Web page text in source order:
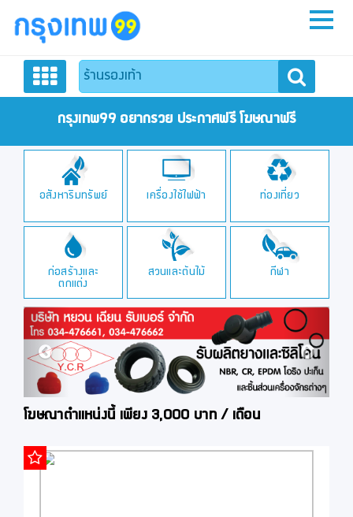
หน้าหลัก
สมัครสมาชิก
ลงประกาศฟรี
ติดต่อเรา
กรุงเทพ99 อยากรวย ประกาศฟรี โฆษณาฟรี
อสังหาริมทรัพย์
ก่อสร้างและ
ตกแต่ง
เครื่องใช้ไฟฟ้า
สวนและต้นไม้
ท่องเที่ยว
กีฬา
Previous Next
โฆษณาตำแหน่งนี้ เพียง 3,000 บาท / เดือน